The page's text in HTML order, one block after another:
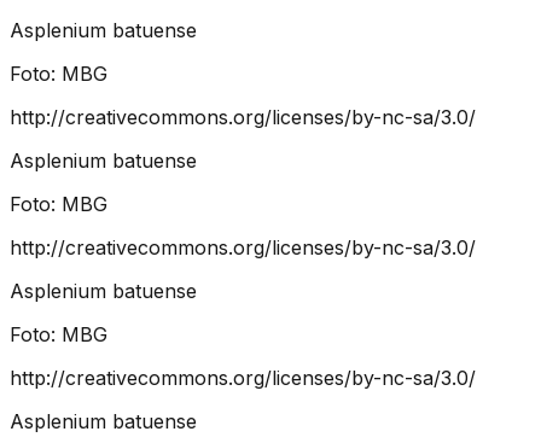
Asplenium batuense
Foto: MBG
http://creativecommons.org/licenses/by-nc-sa/3.0/
Asplenium batuense
Foto: MBG
http://creativecommons.org/licenses/by-nc-sa/3.0/
Asplenium batuense
Foto: MBG
http://creativecommons.org/licenses/by-nc-sa/3.0/
Asplenium batuense